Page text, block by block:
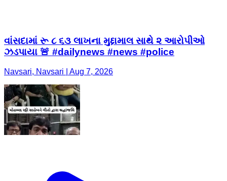
વાંસદામાં રૂ ૮ ૬૩ લાખના મુદ્દામાલ સાથે ૨ આરોપીઓ
ઝડપાયા 🚨 #dailynews #news #police
Navsari, Navsari | Aug 7, 2026